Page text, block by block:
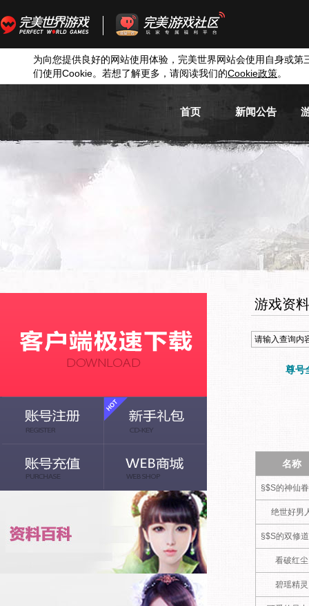
为向您提供良好的网站使用体验，完美世界网站会使用自身或第
们使用Cookie。若想了解更多，请阅读我们的Cookie政策。
首页 新闻公告
游戏新闻
活动信息
游戏资料
尊号
名称
§$S的神仙
绝世好男
§$S的双修
看破红尘
碧瑶精灵